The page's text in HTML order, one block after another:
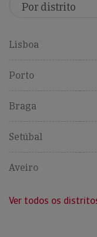
Lisboa
Porto
Braga
Setúbal
Aveiro
Ver todos os